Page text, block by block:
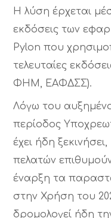
Η λύση έρχεται
εκδόσεις των
Pylon που
τελευταίες
ΦΗΜ, ΕΑΦΔΣΣ).
Λόγω του
περίοδος
έχει ήδη
πελατών
έναρξη τα
στην Χρήση του
δρομολογεί ήδη